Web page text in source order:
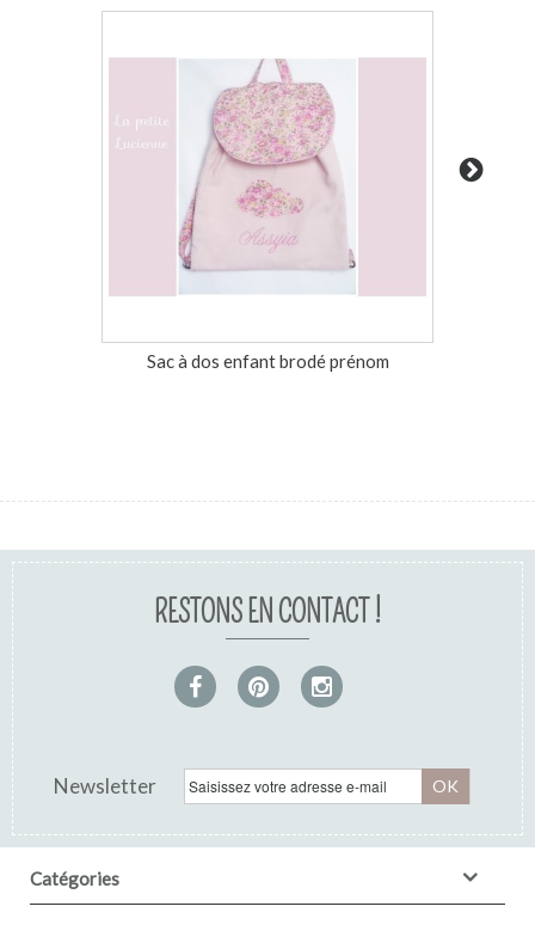
Sac à dos enfant brodé prénom
RESTONS EN CONTACT !
Newsletter OK
Catégories